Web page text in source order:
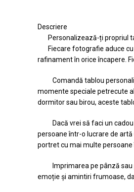
Descriere
Personalizează-ți propriul
Fiecare fotografie aduce cu
rafinament în orice încapere.
Comandă tablou
momente speciale petrecute
dormitor sau birou, aceste
Dacă vrei să faci un
persoane într-o lucrare de
portret cu mai multe
Imprimarea pe pânză
emoție și amintiri frumoase,